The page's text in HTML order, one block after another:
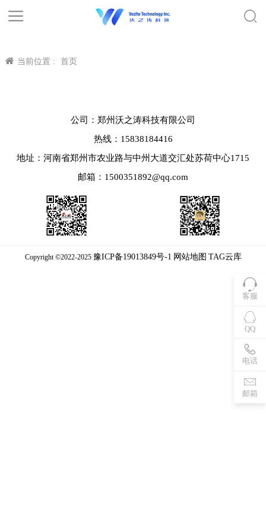
当前位置 : 首页
客服
QQ
电话
邮箱
公司：郑州沃之涛科技有限公司
热线：15838184416
地址：河南省郑州市农业路与中州大道交汇处苏荷中心1715
邮箱：1500351892@qq.com
Copyright ©2022-2025 豫ICP备19013849号-1 网站地图 TAG云库